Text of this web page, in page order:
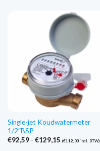
Single-jet Koudwatermeter
1/2″BSP
€92,59 - €129,15Prijsklasse:
(€112,03 incl. BTW)